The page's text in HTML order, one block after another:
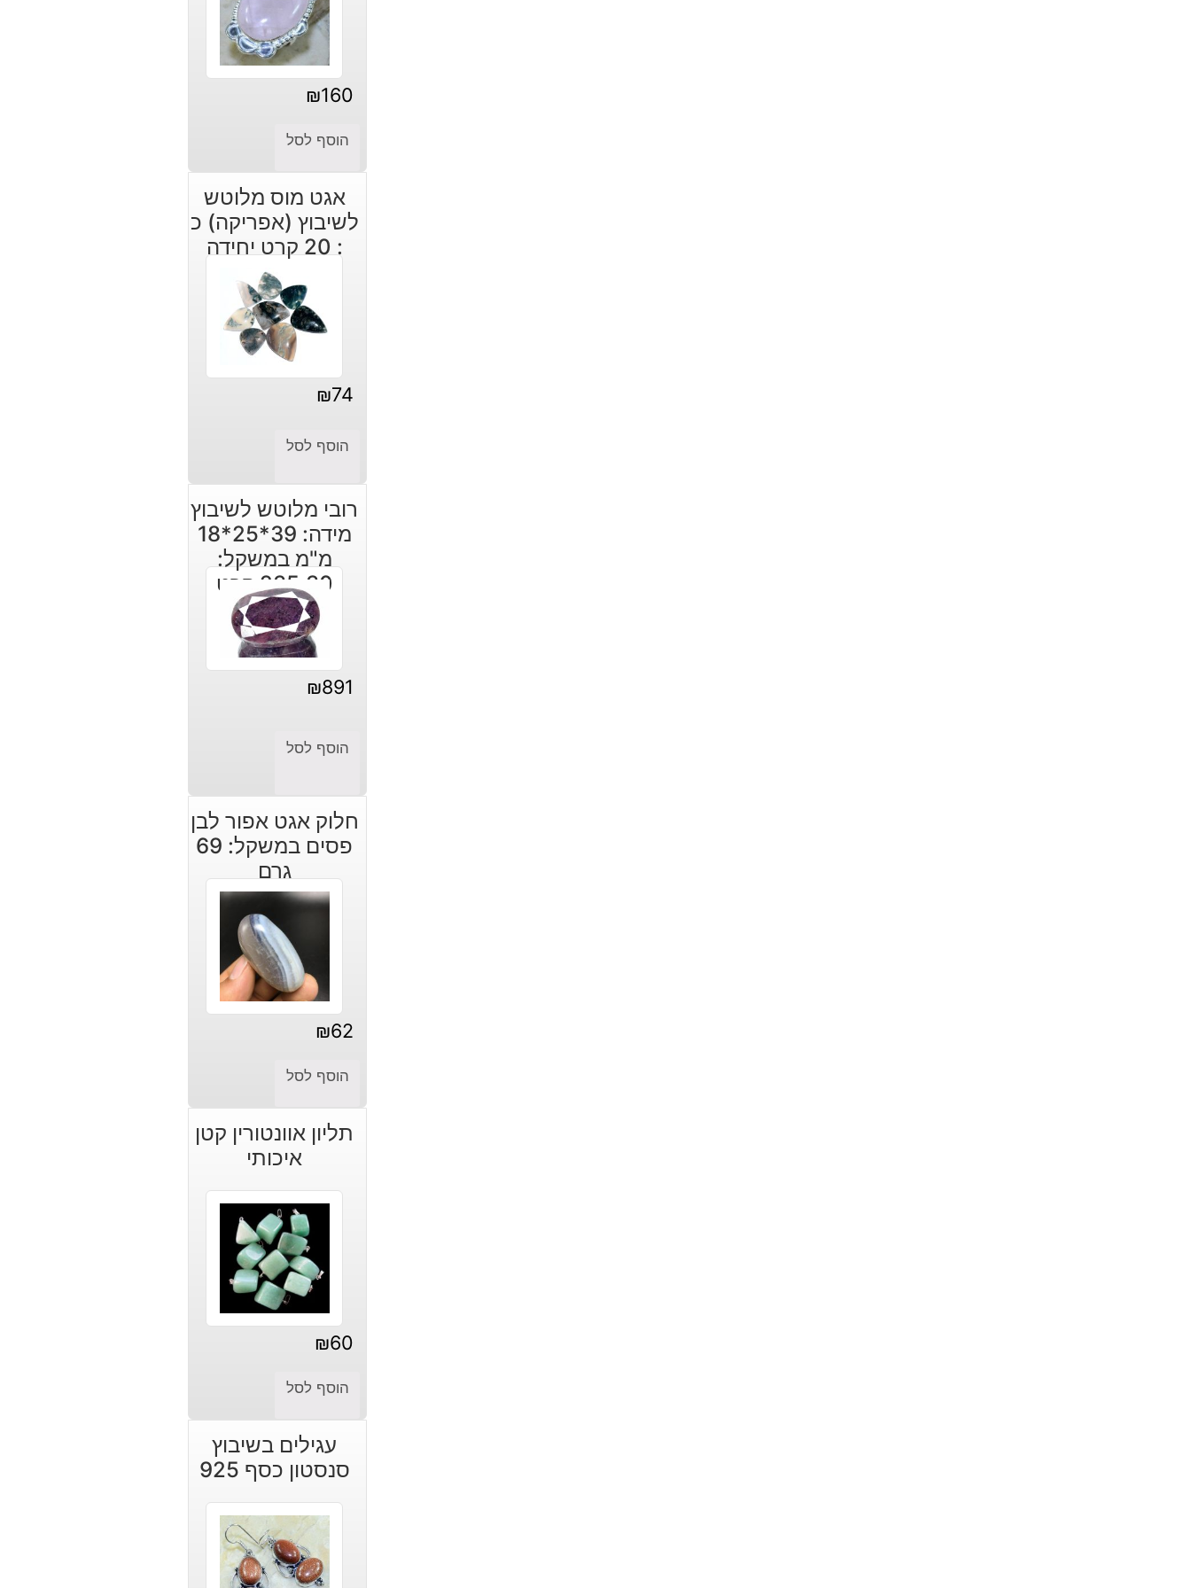
₪160
הוסף לסל
אגט מוס מלוטש
לשיבוץ (אפריקה) כ
: 20 קרט יחידה
₪74
הוסף לסל
רובי מלוטש לשיבוץ
מידה: 39*25*18
מ"מ במשקל:
235.30 קרט
₪891
הוסף לסל
חלוק אגט אפור לבן
פסים במשקל: 69
גרם
₪62
הוסף לסל
תליון אוונטורין קטן
איכותי
₪60
הוסף לסל
עגילים בשיבוץ
סנסטון כסף 925